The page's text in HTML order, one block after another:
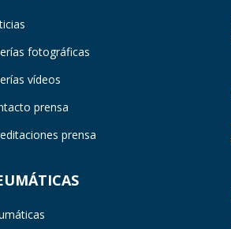
fotográficas
vídeos
prensa
prensa